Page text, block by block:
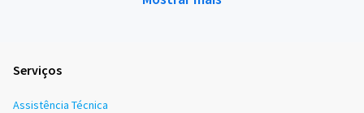
Serviços
Assistência Técnica